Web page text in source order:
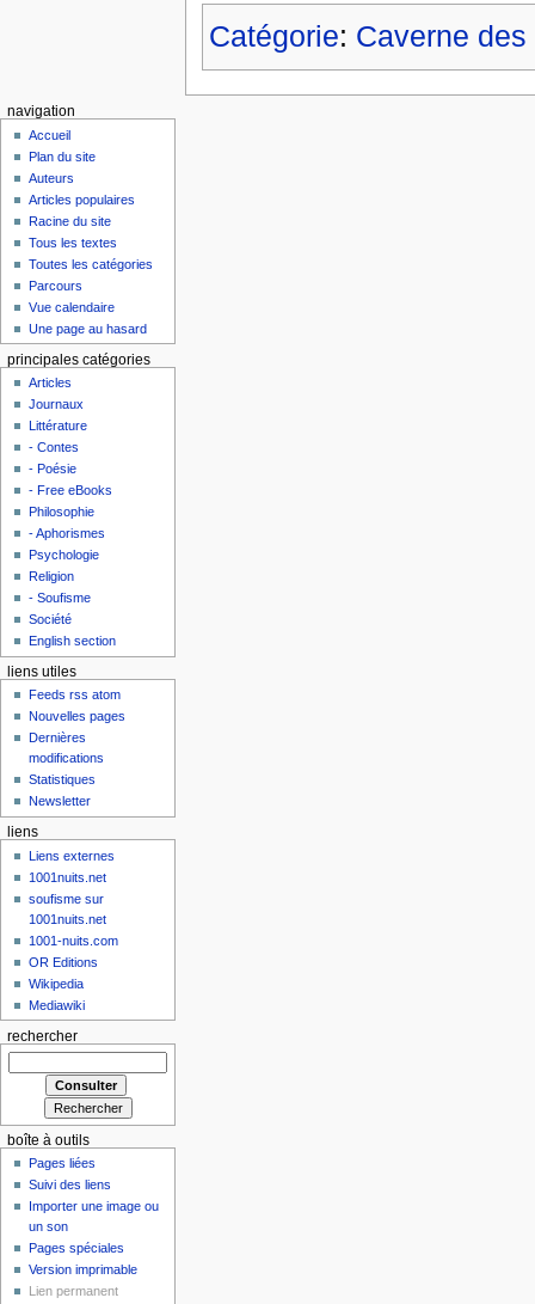
Catégorie: Caverne
navigation
Accueil
Plan du site
Auteurs
Articles populaires
Racine du site
Tous les textes
Toutes les catégories
Parcours
Vue calendaire
Une page au hasard
principales catégories
Articles
Journaux
Littérature
- Contes
- Poésie
- Free eBooks
Philosophie
- Aphorismes
Psychologie
Religion
- Soufisme
Société
English section
liens utiles
Feeds rss atom
Nouvelles pages
Dernières
modifications
Statistiques
Newsletter
liens
Liens externes
1001nuits.net
soufisme sur
1001nuits.net
1001-nuits.com
OR Editions
Wikipedia
Mediawiki
rechercher
boîte à outils
Pages liées
Suivi des liens
Importer une image ou
un son
Pages spéciales
Version imprimable
Lien permanent